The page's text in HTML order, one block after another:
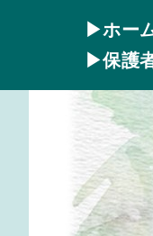
▶ホー
▶保護